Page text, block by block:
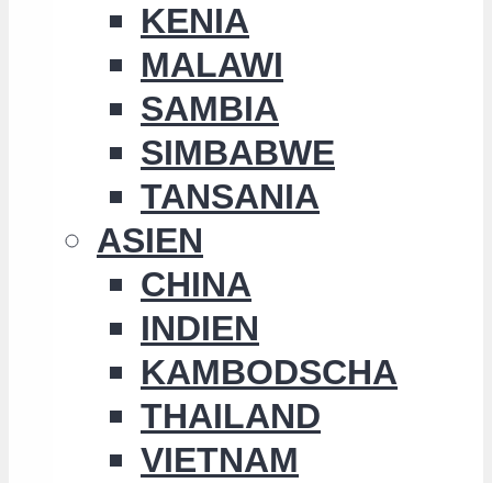
KENIA
MALAWI
SAMBIA
SIMBABWE
TANSANIA
ASIEN
CHINA
INDIEN
KAMBODSCHA
THAILAND
VIETNAM